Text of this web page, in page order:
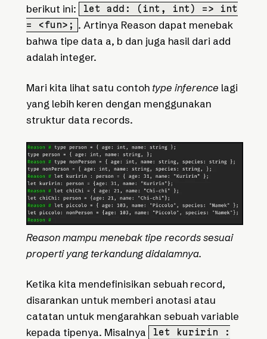
berikut ini:
let add: (int, int) => int
= <fun>;
. Artinya Reason dapat menebak
bahwa tipe data a, b dan juga hasil dari add
adalah integer.
Mari kita lihat satu contoh type inference lagi
yang lebih keren dengan menggunakan
struktur data records.
Reason mampu menebak tipe records sesuai
properti yang terkandung didalamnya.
Ketika kita mendefinisikan sebuah record,
disarankan untuk memberi anotasi atau
catatan untuk mengarahkan sebuah variable
kepada tipenya. Misalnya
let kuririn :